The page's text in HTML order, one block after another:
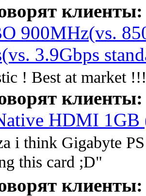
клиенты:
900MHz(vs.
3.9Gbps
! Best at market
клиенты:
HDMI
i think Gigabyte
this card ;D"
клиенты: